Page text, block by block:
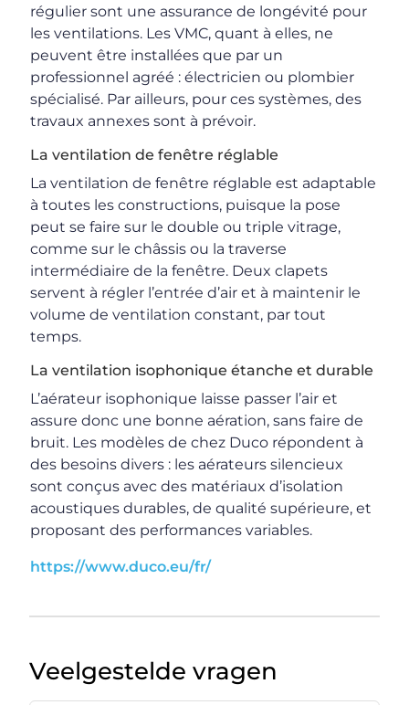
régulier sont une assurance de longévité pour
les ventilations. Les VMC, quant à elles, ne
peuvent être installées que par un
professionnel agréé : électricien ou plombier
spécialisé. Par ailleurs, pour ces systèmes, des
travaux annexes sont à prévoir.
La ventilation de fenêtre réglable
La ventilation de fenêtre réglable est adaptable
à toutes les constructions, puisque la pose
peut se faire sur le double ou triple vitrage,
comme sur le châssis ou la traverse
intermédiaire de la fenêtre. Deux clapets
servent à régler l’entrée d’air et à maintenir le
volume de ventilation constant, par tout
temps.
La ventilation isophonique étanche et durable
L’aérateur isophonique laisse passer l’air et
assure donc une bonne aération, sans faire de
bruit. Les modèles de chez Duco répondent à
des besoins divers : les aérateurs silencieux
sont conçus avec des matériaux d’isolation
acoustiques durables, de qualité supérieure, et
proposant des performances variables.
https://www.duco.eu/fr/
Veelgestelde vragen